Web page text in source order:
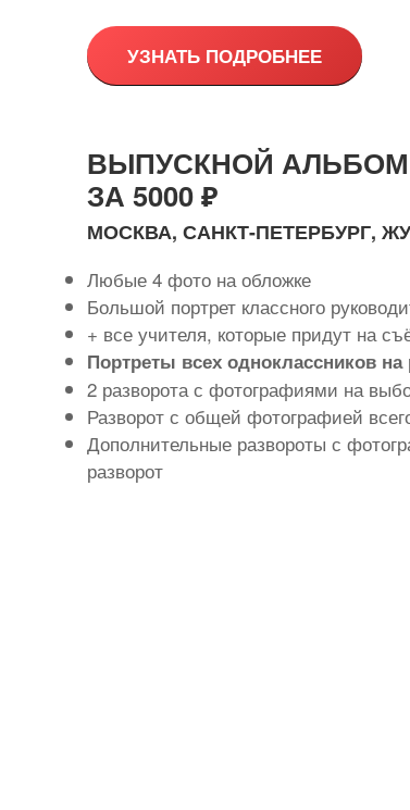
УЗНАТЬ ПОДРОБНЕЕ
ВЫПУСКНОЙ АЛЬБОМ
ЗА 5000 ₽
МОСКВА, САНКТ-ПЕТЕРБУРГ,
Любые 4 фото на обложке
Большой портрет классного
+ все учителя, которые придут на
Портреты всех одноклассников на
2 разворота с фотографиями на
Разворот с общей фотографией
Дополнительные развороты с
разворот